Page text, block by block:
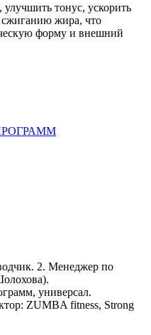
тонус, ускорить
сжиганию жира, что
форму и внешний
2. Менеджер по
универсал.
ZUMBA fitness, Strong